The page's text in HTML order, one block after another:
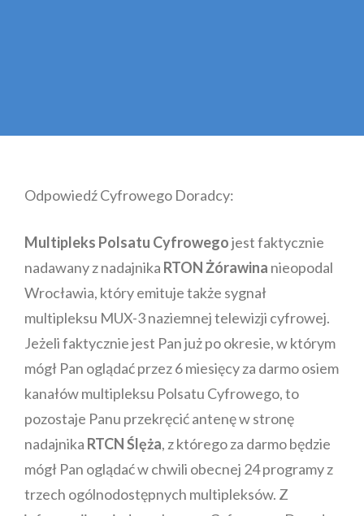
Odpowiedź Cyfrowego Doradcy:
Multipleks Polsatu Cyfrowegojest faktycznie
nadawany z nadajnika RTON Żórawina nieopodal
Wrocławia, który emituje także sygnał
multipleksu MUX-3 naziemnej telewizji cyfrowej.
Jeżeli faktycznie jest Pan już po okresie, w którym
mógł Pan oglądać przez 6 miesięcy za darmo osiem
kanałów multipleksu Polsatu Cyfrowego, to
pozostaje Panu przekręcić antenę w stronę
nadajnika RTCN Ślęża, z którego za darmo będzie
mógł Pan oglądać w chwili obecnej 24 programy z
trzech ogólnodostępnych multipleksów. Z